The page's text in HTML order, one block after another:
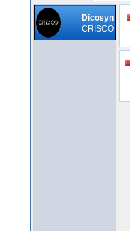
Dicosyn
CRISCO